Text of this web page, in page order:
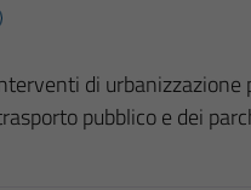
di
pubblico e dei